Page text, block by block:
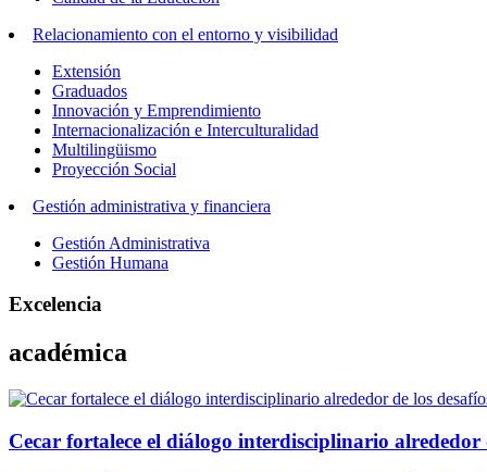
Relacionamiento con el entorno y visibilidad
Extensión
Graduados
Innovación y Emprendimiento
Internacionalización e Interculturalidad
Multilingüismo
Proyección Social
Gestión administrativa y financiera
Gestión Administrativa
Gestión Humana
Excelencia
académica
Cecar fortalece el diálogo interdisciplinario alrededor